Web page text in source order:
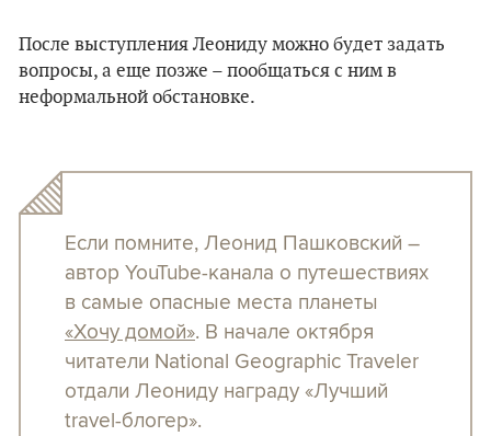
После выступления Леониду можно будет задать
вопросы, а еще позже – пообщаться с ним в
неформальной обстановке.
Если помните, Леонид Пашковский –
автор YouTube-канала о путешествиях
в самые опасные места планеты
«Хочу домой». В начале октября
читатели National Geographic Traveler
отдали Леониду награду «Лучший
travel-блогер».